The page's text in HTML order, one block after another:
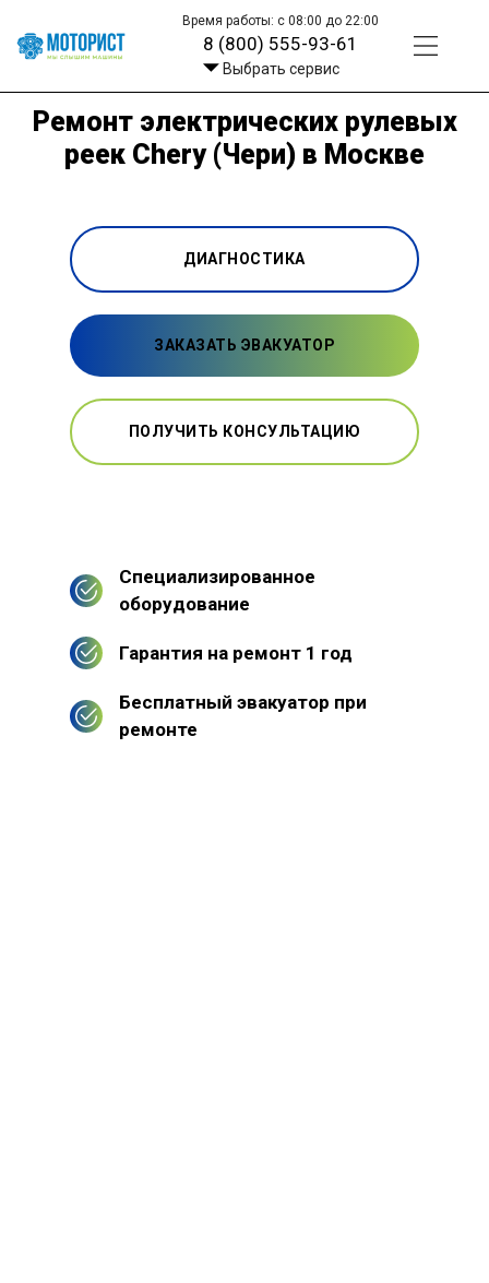
Время работы: с 08:00 до 22:00
8 (800) 555-93-61
Выбрать сервис
Ремонт электрических рулевых
реек Chery (Чери) в Москве
ДИАГНОСТИКА
ЗАКАЗАТЬ ЭВАКУАТОР
ПОЛУЧИТЬ КОНСУЛЬТАЦИЮ
Специализированное
оборудование
Гарантия на ремонт 1 год
Бесплатный эвакуатор при
ремонте